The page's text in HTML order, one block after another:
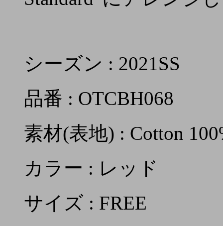
シーズン : 2021SS
品番 : OTCBH068
素材(表地) : Cotton
カラー : レッド
サイズ : FREE